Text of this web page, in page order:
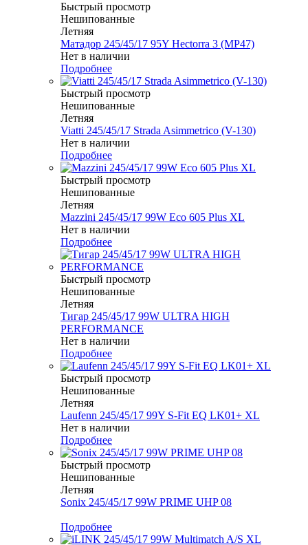
Быстрый просмотр
Нешипованные
Летняя
Матадор 245/45/17 95Y Hectorra 3 (MP47)
Нет в наличии
Подробнее
Быстрый просмотр
Нешипованные
Летняя
Viatti 245/45/17 Strada Asimmetrico (V-130)
Нет в наличии
Подробнее
Быстрый просмотр
Нешипованные
Летняя
Mazzini 245/45/17 99W Eco 605 Plus XL
Нет в наличии
Подробнее
Быстрый просмотр
Нешипованные
Летняя
Тигар 245/45/17 99W ULTRA HIGH
PERFORMANCE
Нет в наличии
Подробнее
Быстрый просмотр
Нешипованные
Летняя
Laufenn 245/45/17 99Y S-Fit EQ LK01+ XL
Нет в наличии
Подробнее
Быстрый просмотр
Нешипованные
Летняя
Sonix 245/45/17 99W PRIME UHP 08
Подробнее